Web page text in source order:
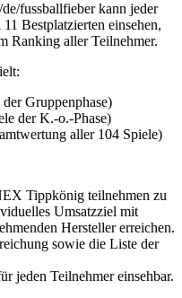
fussballfieber kann jeder
Bestplatzierten einsehen,
Ranking aller Teilnehmer.
Gruppenphase)
der K.-o.-Phase)
aller 104 Spiele)
Tippkönig teilnehmen zu
Umsatzziel mit
Hersteller erreichen.
sowie die Liste der
jeden Teilnehmer einsehbar.